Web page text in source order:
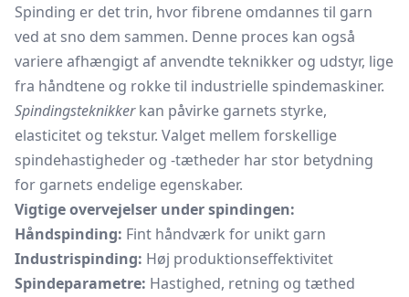
Spinding er det trin, hvor fibrene omdannes til garn
ved at sno dem sammen. Denne proces kan også
variere afhængigt af anvendte teknikker og udstyr, lige
fra håndtene og rokke til industrielle spindemaskiner.
Spindingsteknikkerkan påvirke garnets styrke,
elasticitet og tekstur. Valget mellem forskellige
spindehastigheder og -tætheder har stor betydning
for garnets endelige egenskaber.
Vigtige overvejelser under spindingen:
Håndspinding: Fint håndværk for unikt garn
Industrispinding: Høj produktionseffektivitet
Spindeparametre: Hastighed, retning og tæthed